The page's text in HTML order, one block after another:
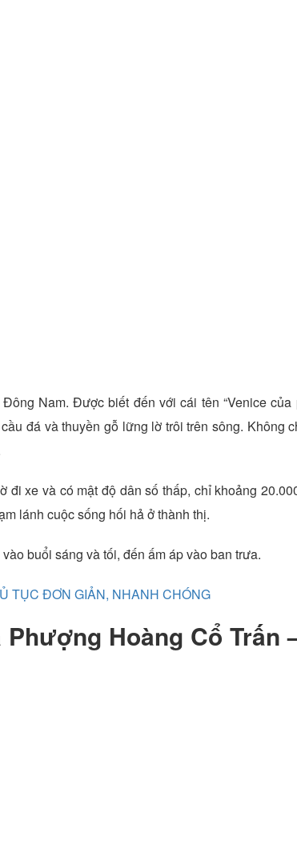
Nam. Được biết đến với cái tên “Venice của
đá và thuyền gỗ lững lờ trôi trên sông. Không
xe và có mật độ dân số thấp, chỉ khoảng
lánh cuộc sống hối hả ở thành thị.
buổi sáng và tối, đến ấm áp vào ban trưa.
TỤC ĐƠN GIẢN, NHANH CHÓNG
Hoàng Cổ Trấn